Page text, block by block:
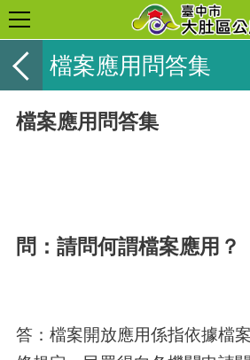
檔案應用問答集
檔案應用問答集
問：請問何謂檔案應用？
答：檔案開放應用係指依據檔